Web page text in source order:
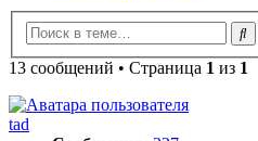
13 сообщений • Страница 1 из 1
tad